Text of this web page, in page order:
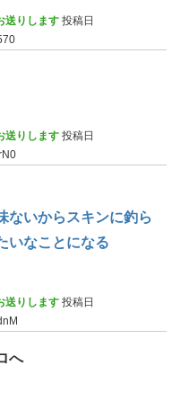
送りします 投稿日
送りします 投稿日
ないからスキンに釣ら
いなことになる
送りします 投稿日
へ